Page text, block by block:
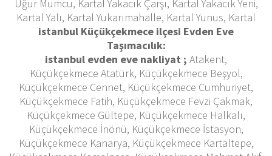
Uğur Mumcu, Kartal Yakacık Çarşı, Kartal Yakacık Yeni,
Kartal Yalı, Kartal Yukarımahalle, Kartal Yunus, Kartal
istanbul Küçükçekmece ilçesi Evden Eve
Taşımacılık:
istanbul evden eve nakliyat ; Atakent,
Küçükçekmece Atatürk, Küçükçekmece Beşyol,
Küçükçekmece Cennet, Küçükçekmece Cumhuriyet,
Küçükçekmece Fatih, Küçükçekmece Fevzi Çakmak,
Küçükçekmece Gültepe, Küçükçekmece Halkalı,
Küçükçekmece İnönü, Küçükçekmece İstasyon,
Küçükçekmece Kanarya, Küçükçekmece Kartaltepe,